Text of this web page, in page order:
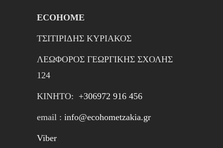
ECOHOME
ΤΣΙΤΙΡΙΔΗΣ ΚΥΡΙΑΚΟΣ
ΛΕΩΦΟΡΟΣ ΓΕΩΡΓΙΚΗΣ ΣΧΟΛΗΣ
124
ΚΙΝΗTΟ: +306972 916 456
email : info@ecohometzakia.gr
Viber